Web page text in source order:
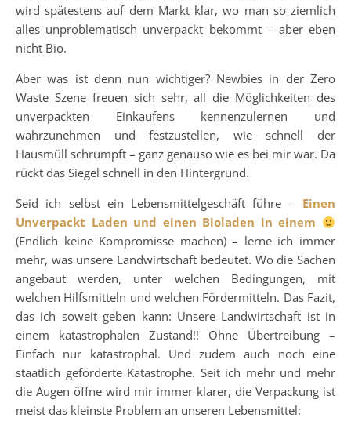
wird spätestens auf dem Markt klar, wo man so ziemlich
alles unproblematisch unverpackt bekommt – aber eben
nicht Bio.
Aber was ist denn nun wichtiger? Newbies in der Zero
Waste Szene freuen sich sehr, all die Möglichkeiten des
unverpackten Einkaufens kennenzulernen und
wahrzunehmen und festzustellen, wie schnell der
Hausmüll schrumpft – ganz genauso wie es bei mir war. Da
rückt das Siegel schnell in den Hintergrund.
Seid ich selbst ein Lebensmittelgeschäft führe – Einen
Unverpackt Laden und einen Bioladen in einem
(Endlich keine Kompromisse machen) – lerne ich immer
mehr, was unsere Landwirtschaft bedeutet. Wo die Sachen
angebaut werden, unter welchen Bedingungen, mit
welchen Hilfsmitteln und welchen Fördermitteln. Das Fazit,
das ich soweit geben kann: Unsere Landwirtschaft ist in
einem katastrophalen Zustand!! Ohne Übertreibung –
Einfach nur katastrophal. Und zudem auch noch eine
staatlich geförderte Katastrophe. Seit ich mehr und mehr
die Augen öffne wird mir immer klarer, die Verpackung ist
meist das kleinste Problem an unseren Lebensmittel: